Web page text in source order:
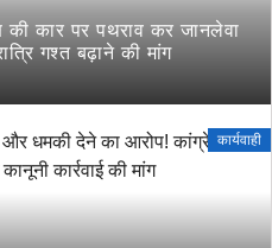
कार पर पथराव कर जानलेवा
गश्त बढ़ाने की मांग
कार्यवाही